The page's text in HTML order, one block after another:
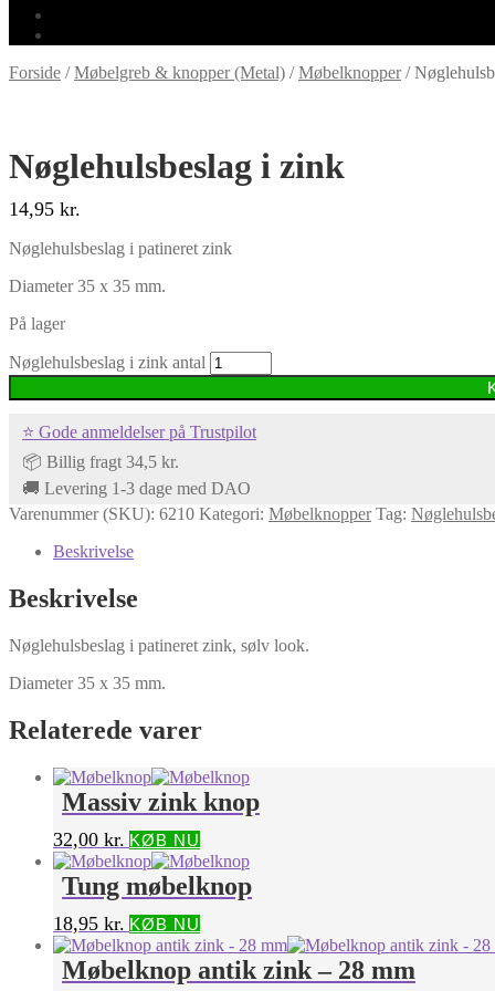
Forside /Møbelgreb & knopper (Metal) /Møbelknopper/
Nøglehulsbeslag i zink
14,95 kr.
Nøglehulsbeslag i patineret zink
Diameter 35 x 35 mm.
På lager
Nøglehulsbeslag i zink antal
⭐ Gode anmeldelser på Trustpilot
📦 Billig fragt 34,5 kr.
🚚 Levering 1-3 dage med DAO
Varenummer (SKU): 6210 Kategori: Møbelknopper Tag:
Beskrivelse
Beskrivelse
Nøglehulsbeslag i patineret zink, sølv look.
Diameter 35 x 35 mm.
Relaterede varer
Massiv zink knop
32,00 kr. KØB NU
Tung møbelknop
18,95 kr. KØB NU
Møbelknop antik zink – 28 mm